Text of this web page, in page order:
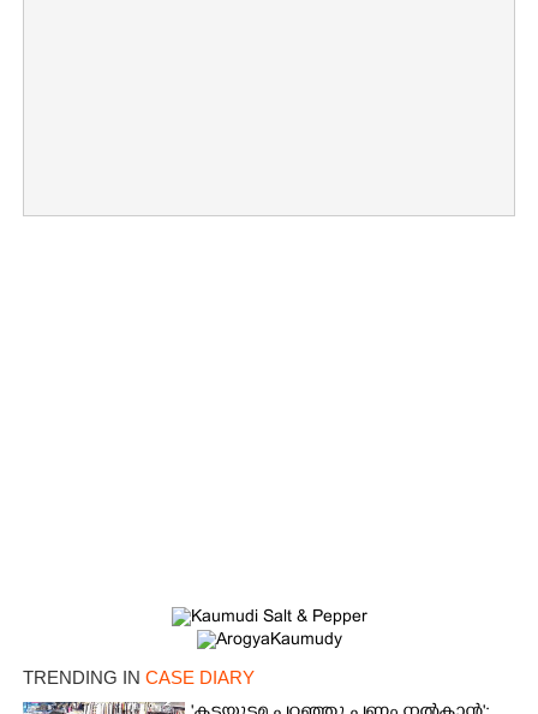
TRENDING IN CASE DIARY